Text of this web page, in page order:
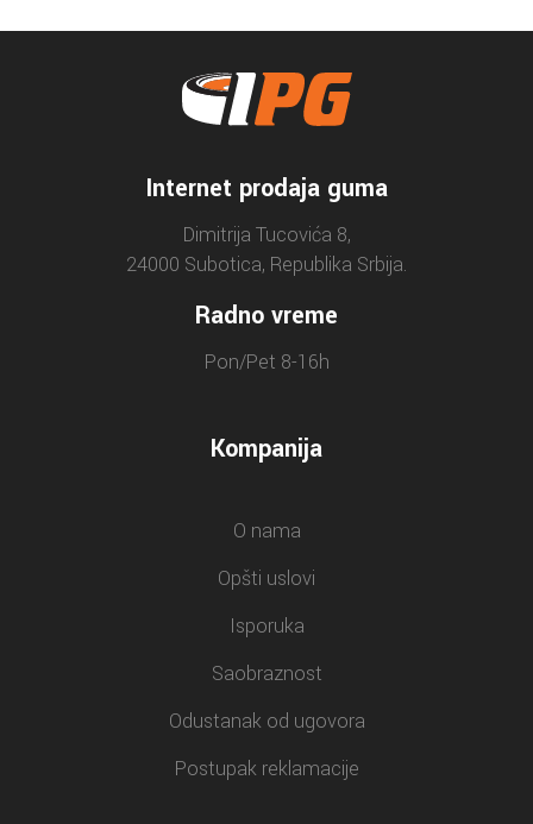
Internet prodaja guma
Dimitrija Tucovića 8,
24000 Subotica, Republika Srbija.
Radno vreme
Pon/Pet 8-16h
Kompanija
O nama
Opšti uslovi
Isporuka
Saobraznost
Odustanak od ugovora
Postupak reklamacije